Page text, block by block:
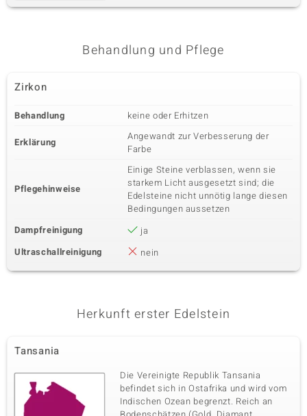
Behandlung und Pflege
Zirkon
Behandlung keine oder Erhitzen
Erklärung
Angewandt zur Verbesserung der
Farbe
Pflegehinweise
Einige Steine verblassen, wenn sie
starkem Licht ausgesetzt sind; die
Edelsteine nicht unnötig lange diesen
Bedingungen aussetzen
Dampfreinigung
ja
Ultraschallreinigung
nein
Herkunft erster Edelstein
Tansania
Die Vereinigte Republik Tansania
befindet sich in Ostafrika und wird vom
Indischen Ozean begrenzt. Reich an